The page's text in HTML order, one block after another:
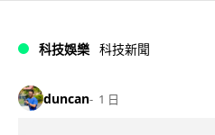
科技娛樂 科技新聞
duncan 1 日